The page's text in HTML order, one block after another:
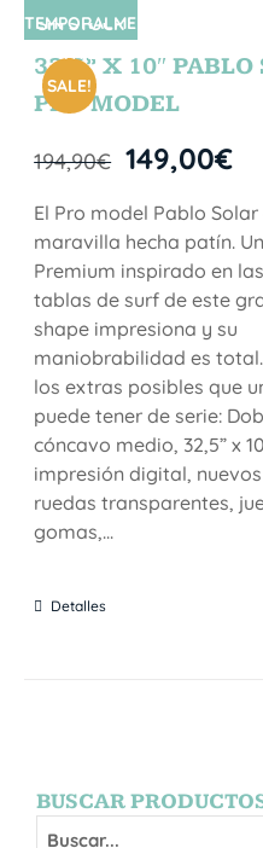
SIN STOCK
SALE!
TEMPORALME
NTE
32,5” X 10″ PABLO
PRO MODEL
194,90€ 149,00€
El Pro model Pablo Solar
maravilla hecha patín.
Premium inspirado en
tablas de surf de este
shape impresiona y su
maniobrabilidad es
los extras posibles que
puede tener de serie:
cóncavo medio, 32,5” x
impresión digital, nuevos
ruedas transparentes,
gomas,...
Detalles
BUSCAR